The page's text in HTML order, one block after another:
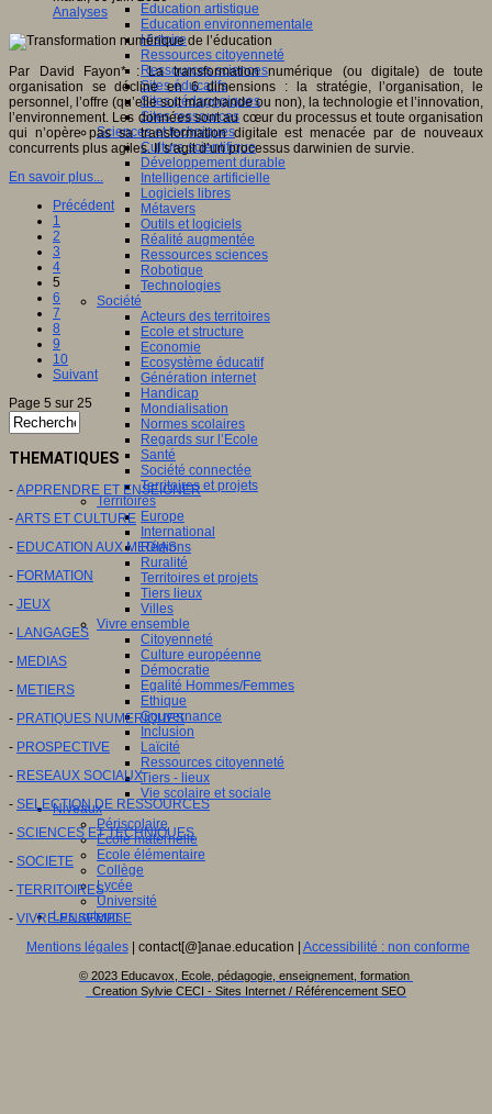
Education artistique
Education environnementale
Histoire
Ressources citoyenneté
Ressources sciences
Sites éducatifs
Sites pédagogiques
Sites ressources
Sciences et techniques
Culture scientifique
Développement durable
Intelligence artificielle
Logiciels libres
Métavers
Outils et logiciels
Réalité augmentée
Ressources sciences
Robotique
Technologies
Société
Acteurs des territoires
Ecole et structure
Economie
Ecosystème éducatif
Génération internet
Handicap
Mondialisation
Normes scolaires
Regards sur l’Ecole
Santé
Société connectée
Territoires et projets
Territoires
Europe
International
Régions
Ruralité
Territoires et projets
Tiers lieux
Villes
Vivre ensemble
Citoyenneté
Culture européenne
Démocratie
Egalité Hommes/Femmes
Ethique
Gouvernance
Inclusion
Laïcité
Ressources citoyenneté
Tiers - lieux
Vie scolaire et sociale
Niveaux
Périscolaire
Ecole maternelle
Ecole élémentaire
Collège
Lycée
Université
Les auteurs
Analyses
Par David Fayon* : La transformation numérique (ou digitale) de toute
organisation se décline en 6 dimensions : la stratégie, l’organisation, le
personnel, l’offre (qu’elle soit marchande ou non), la technologie et l’innovation,
l’environnement. Les données sont au cœur du processus et toute organisation
qui n’opère pas sa transformation digitale est menacée par de nouveaux
concurrents plus agiles. Il s’agit d’un processus darwinien de survie.
En savoir plus...
Précédent
1
2
3
4
5
6
7
8
9
10
Suivant
Page 5 sur 25
THEMATIQUES
- APPRENDRE ET ENSEIGNER
-ARTS ET CULTURE
- EDUCATION AUX MEDIAS
- FORMATION
- JEUX
- LANGAGES
- MEDIAS
- METIERS
- PRATIQUES NUMERIQUES
- PROSPECTIVE
- RESEAUX SOCIAUX
- SELECTION DE RESSOURCES
- SCIENCES ET TECHNIQUES
- SOCIETE
- TERRITOIRES
- VIVRE ENSEMBLE
Mentions légales| contact[@]anae.education | Accessibilité : non conforme
© 2023 Educavox, Ecole, pédagogie, enseignement, formation
Creation Sylvie CECI - Sites Internet / Référencement SEO